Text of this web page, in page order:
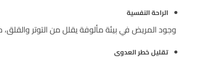
الراحة النفسية
وجود المريض في بيئة مألوفة يقلل من التوتر
تقليل خطر العدوى